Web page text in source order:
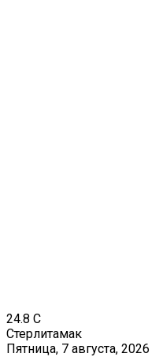
24.8 C
Стерлитамак
Пятница, 7 августа, 2026